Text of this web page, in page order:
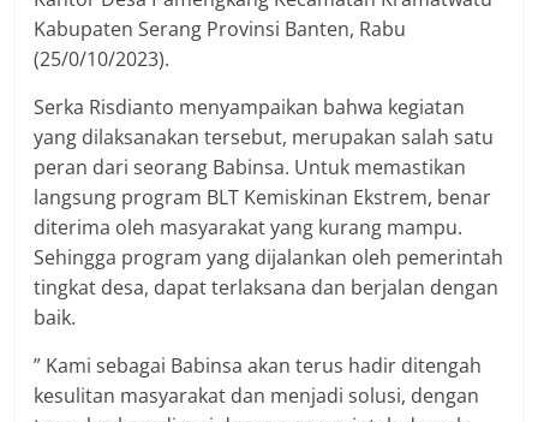
Kabupaten Serang Provinsi Banten, Rabu
(25/0/10/2023).
Serka Risdianto menyampaikan bahwa kegiatan
yang dilaksanakan tersebut, merupakan salah satu
peran dari seorang Babinsa. Untuk memastikan
langsung program BLT Kemiskinan Ekstrem, benar
diterima oleh masyarakat yang kurang mampu.
Sehingga program yang dijalankan oleh pemerintah
tingkat desa, dapat terlaksana dan berjalan dengan
baik.
” Kami sebagai Babinsa akan terus hadir ditengah
kesulitan masyarakat dan menjadi solusi, dengan